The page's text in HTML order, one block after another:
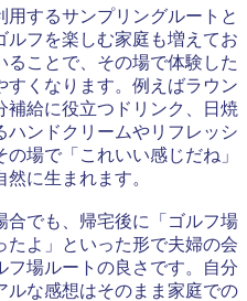
するサンプリングルートと
ルフを楽しむ家庭も増えてお
ることで、その場で体験した
くなります。例えばラウン
補給に役立つドリンク、日焼
ハンドクリームやリフレッシ
場で「これいい感じだね」
に生まれます。
合でも、帰宅後に「ゴルフ場
たよ」といった形で夫婦の会
場ルートの良さです。自分
ルな感想はそのまま家庭での